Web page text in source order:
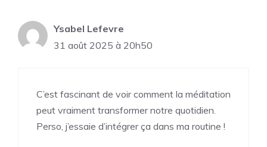
Ysabel Lefevre
31 août 2025 à 20h50
C’est fascinant de voir comment la méditation
peut vraiment transformer notre quotidien.
Perso, j’essaie d’intégrer ça dans ma routine !